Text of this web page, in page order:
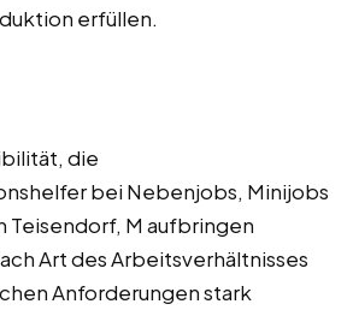
erfüllen.
die
bei Nebenjobs, Minijobs
Teisendorf, M aufbringen
Art des Arbeitsverhältnisses
Anforderungen stark